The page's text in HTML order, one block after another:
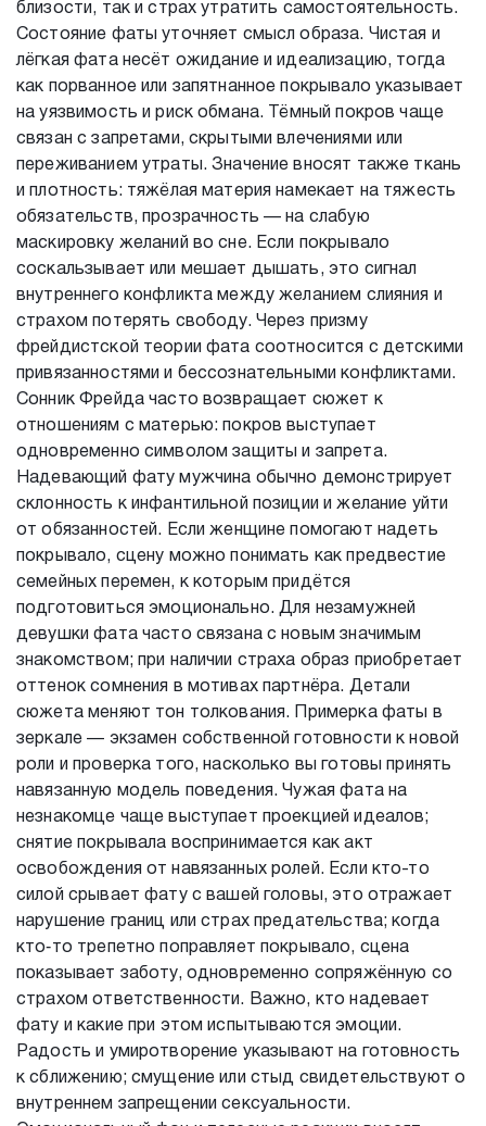
близости, так и страх утратить самостоятельность.
Состояние фаты уточняет смысл образа. Чистая и
лёгкая фата несёт ожидание и идеализацию, тогда
как порванное или запятнанное покрывало указывает
на уязвимость и риск обмана. Тёмный покров чаще
связан с запретами, скрытыми влечениями или
переживанием утраты. Значение вносят также ткань
и плотность: тяжёлая материя намекает на тяжесть
обязательств, прозрачность — на слабую
маскировку желаний во сне. Если покрывало
соскальзывает или мешает дышать, это сигнал
внутреннего конфликта между желанием слияния и
страхом потерять свободу. Через призму
фрейдистской теории фата соотносится с детскими
привязанностями и бессознательными конфликтами.
Сонник Фрейда часто возвращает сюжет к
отношениям с матерью: покров выступает
одновременно символом защиты и запрета.
Надевающий фату мужчина обычно демонстрирует
склонность к инфантильной позиции и желание уйти
от обязанностей. Если женщине помогают надеть
покрывало, сцену можно понимать как предвестие
семейных перемен, к которым придётся
подготовиться эмоционально. Для незамужней
девушки фата часто связана с новым значимым
знакомством; при наличии страха образ приобретает
оттенок сомнения в мотивах партнёра. Детали
сюжета меняют тон толкования. Примерка фаты в
зеркале — экзамен собственной готовности к новой
роли и проверка того, насколько вы готовы принять
навязанную модель поведения. Чужая фата на
незнакомце чаще выступает проекцией идеалов;
снятие покрывала воспринимается как акт
освобождения от навязанных ролей. Если кто-то
силой срывает фату с вашей головы, это отражает
нарушение границ или страх предательства; когда
кто‑то трепетно поправляет покрывало, сцена
показывает заботу, одновременно сопряжённую со
страхом ответственности. Важно, кто надевает
фату и какие при этом испытываются эмоции.
Радость и умиротворение указывают на готовность
к сближению; смущение или стыд свидетельствуют о
внутреннем запрещении сексуальности.